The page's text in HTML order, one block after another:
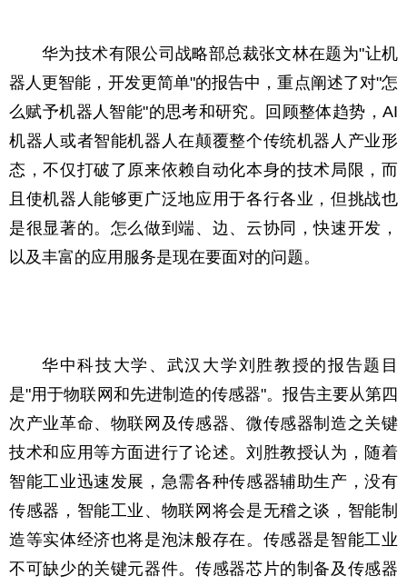
华为技术有限公司战略部总裁张文林在题为"让机
器人更智能，开发更简单"的报告中，重点阐述了对"怎
么赋予机器人智能"的思考和研究。回顾整体趋势，AI
机器人或者智能机器人在颠覆整个传统机器人产业形
态，不仅打破了原来依赖自动化本身的技术局限，而
且使机器人能够更广泛地应用于各行各业，但挑战也
是很显著的。怎么做到端、边、云协同，快速开发，
以及丰富的应用服务是现在要面对的问题。
华中科技大学、武汉大学刘胜教授的报告题目
是"用于物联网和先进制造的传感器"。报告主要从第四
次产业革命、物联网及传感器、微传感器制造之关键
技术和应用等方面进行了论述。刘胜教授认为，随着
智能工业迅速发展，急需各种传感器辅助生产，没有
传感器，智能工业、物联网将会是无稽之谈，智能制
造等实体经济也将是泡沫般存在。传感器是智能工业
不可缺少的关键元器件。传感器芯片的制备及传感器